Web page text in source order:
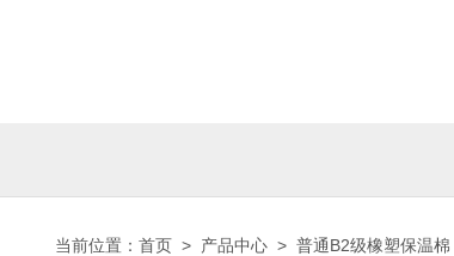
当前位置： 首页 > 产品中心 > 普通B2级橡塑保温棉